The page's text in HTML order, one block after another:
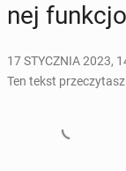
nej
17 STYCZNIA 2023,
Ten tekst